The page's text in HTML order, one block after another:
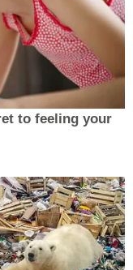
to feeling your